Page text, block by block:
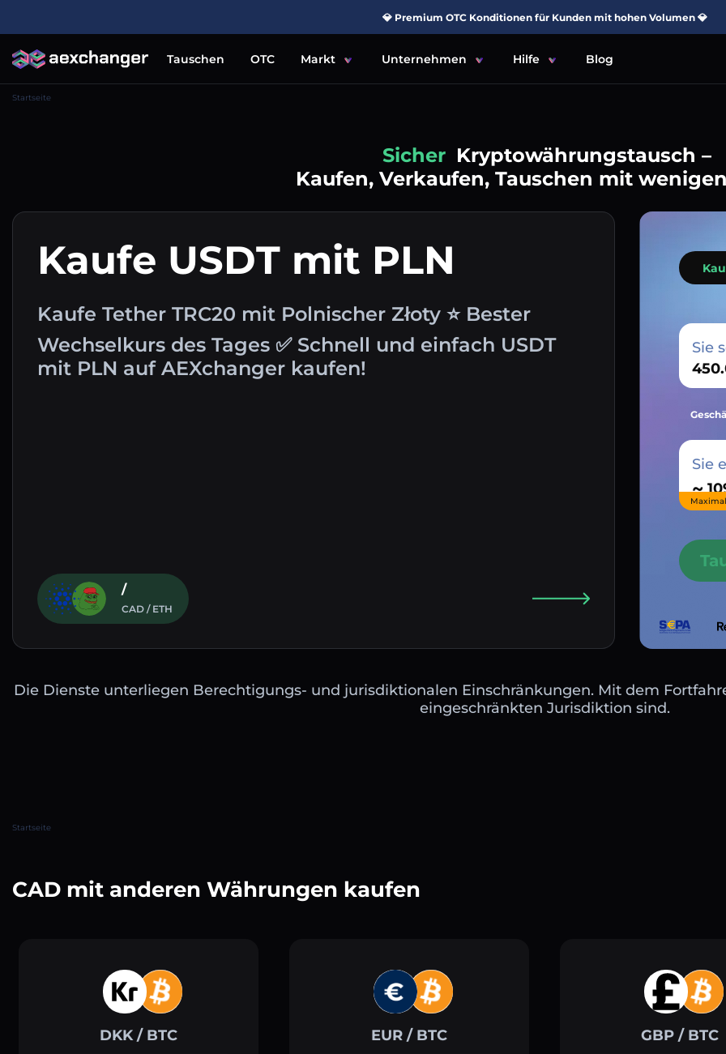
💎 Premium OTC Konditionen für Kunden mit hohen Volumen 💎
Tauschen OTC Markt Unternehmen Hilfe Blog
Startseite
Einfach Kryptowährungstausch –
Kaufen, Verkaufen, Tauschen mit
Kaufe USDT mit PLN
Kaufe Tether TRC20 mit Polnischer Złoty ⭐ Bester
Wechselkurs des Tages ✅ Schnell und einfach USDT
mit PLN auf AEXchanger kaufen!
/
CAD / ETH
Sie
Sie
~
Die Dienste unterliegen Berechtigungs- und jurisdiktionalen Einschränkungen. Mit dem
eingeschränkten Jurisdiktion sind.
Startseite
CAD mit anderen Währungen kaufen
DKK / BTC EUR / BTC GBP / BTC